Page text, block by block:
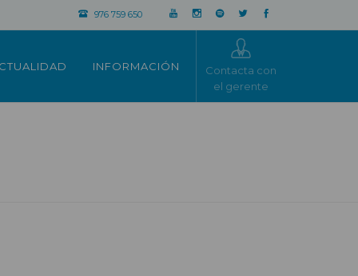
976 759 650
INFORMACIÓN
Contacta con
el gerente